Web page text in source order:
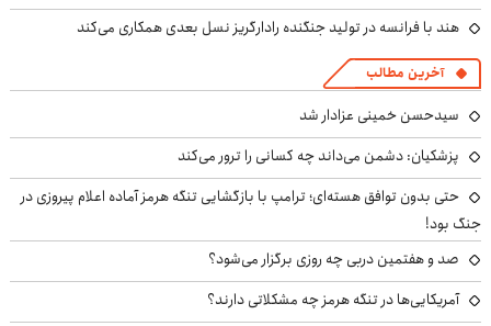
هند با فرانسه در تولید جنگنده رادارگریز نسل بعدی همکاری می‌کند
آخرین مطالب
سیدحسن خمینی عزادار شد
پزشکیان: دشمن می‌داند چه کسانی را ترور می‌کند
حتی بدون توافق هسته‌ای؛ ترامپ با بازگشایی تنگه هرمز آماده اعلام پیروزی در
جنگ بود!
صد و هفتمین دربی چه روزی برگزار می‌شود؟
آمریکایی‌ها در تنگه هرمز چه مشکلاتی دارند؟